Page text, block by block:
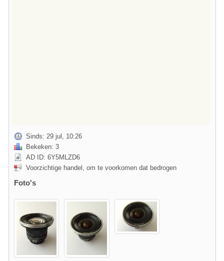
Sinds: 29 jul, 10:26
Bekeken: 3
AD ID: 6Y5MLZD6
Voorzichtige handel, om te voorkomen dat bedrogen
Foto's